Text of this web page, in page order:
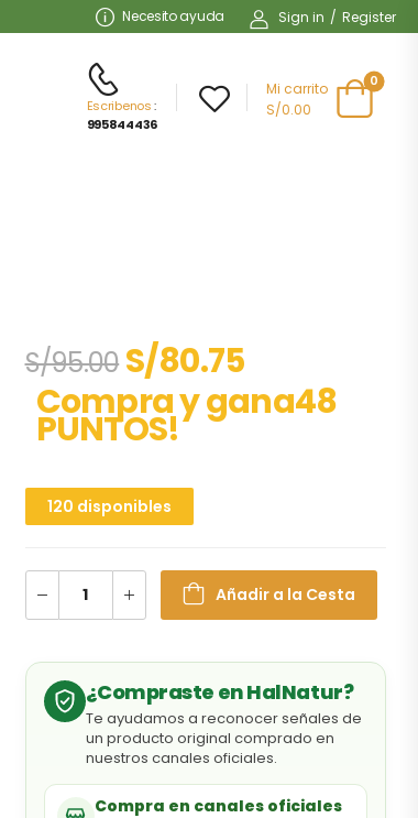
Necesito ayuda Sign in / Register
Escribenos:
995844436
Mi carrito
S/0.00
0
S/95.00 S/80.75
Compra y gana48
PUNTOS!
120 disponibles
Añadir a la Cesta
¿Compraste en HalNatur?
Te ayudamos a reconocer señales de
un producto original comprado en
nuestros canales oficiales.
Compra en canales oficiales